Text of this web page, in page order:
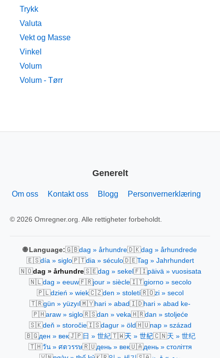
Trykk
Valuta
Vekt og Masse
Vinkel
Volum
Volum - Tørr
Generelt
Om oss Kontakt oss Blogg Personvernerklæring
© 2026 Omregner.org. Alle rettigheter forbeholdt.
🌐 Language:🇬🇧dag » århundre🇩🇰dag » århundrede
🇪🇸día » siglo🇵🇹dia » século🇩🇪Tag » Jahrhundert
🇳🇴dag » århundre🇸🇪dag » sekel🇫🇮päivä » vuosisata
🇳🇱dag » eeuw🇫🇷jour » siècle🇮🇹giorno » secolo
🇵🇱dzień » wiek🇨🇿den » století🇷🇴zi » secol
🇹🇷gün » yüzyıl 🇲🇾hari » abad🇮🇩hari » abad ke-
🇵🇭araw » siglo🇷🇸dan » veka🇭🇷dan » stoljeće
🇸🇰deň » storočie🇮🇸dagur » öld🇭🇺nap » század
🇧🇬ден » век🇯🇵日 » 世紀🇹🇼天 » 世紀🇨🇳天 » 世纪
🇹🇭วัน » ศตวรรษ🇷🇺день » век🇺🇦день » століття